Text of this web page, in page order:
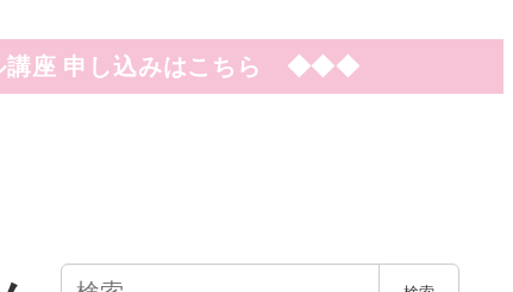
講座 申し込みはこちら ◆◆◆
検